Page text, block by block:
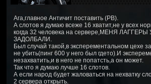
Ага,главное Античит поставить (PB).
А слотов я думаю всеже 16 хватит,не у всех
когда 32 человека на сервере,МЕНЯ
ЗАДОЛБАЛИ.
Был случай такой,в эксперементальном цехе
не убить(пинг 600 у него был гдето).И
незахватить,и в него не попатсть,а он может.
Так что я думаю лучше 16 слотов.
А если народ будет жаловаться на нехватку
2 сервера открыть.